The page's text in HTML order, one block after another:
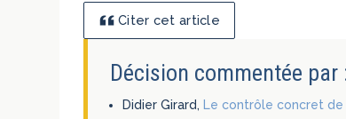
Citer cet article
Décision commentée par
Didier Girard,Le contrôle concret de